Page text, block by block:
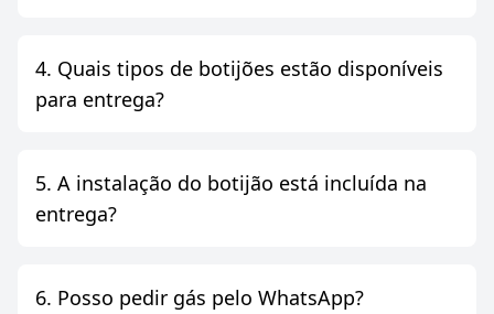
4. Quais tipos de botijões estão disponíveis
para entrega?
5. A instalação do botijão está incluída na
entrega?
6. Posso pedir gás pelo WhatsApp?